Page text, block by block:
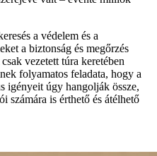
a védelem és a
a biztonság és megőrzés
vezetett túra keretében
folyamatos feladata, hogy a
igényeit úgy hangolják össze,
számára is érthető és átélhető